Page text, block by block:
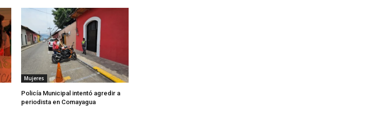
Mujeres
Policía Municipal intentó agredir a
periodista en Comayagua